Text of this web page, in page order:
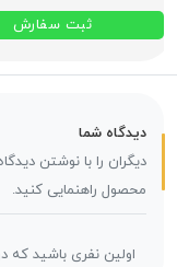
ثبت سفارش
دیدگاه شما
دیگران را با نوشتن
محصول راهنمایی کنید.
اولین نفری باشید که